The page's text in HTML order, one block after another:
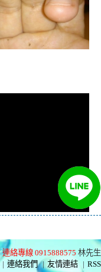
連絡專線 0915888575 林先生
| 連絡我們 | 友情連結 | RSS